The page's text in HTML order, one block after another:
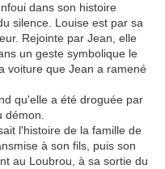
dans son histoire
silence. Louise est par sa
Rejointe par Jean, elle
un geste symbolique le
voiture que Jean a ramené
qu'elle a été droguée par
l'histoire de la famille de
à son fils, puis son
au Loubrou, à sa sortie du